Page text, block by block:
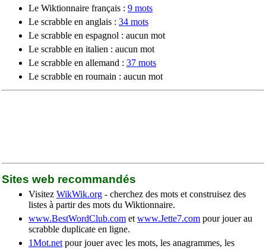
Le Wiktionnaire français : 9 mots
Le scrabble en anglais : 34 mots
Le scrabble en espagnol : aucun mot
Le scrabble en italien : aucun mot
Le scrabble en allemand : 37 mots
Le scrabble en roumain : aucun mot
Sites web recommandés
Visitez WikWik.org - cherchez des mots et construisez des
listes à partir des mots du Wiktionnaire.
www.BestWordClub.com et www.Jette7.com pour jouer au
scrabble duplicate en ligne.
1Mot.net pour jouer avec les mots, les anagrammes, les